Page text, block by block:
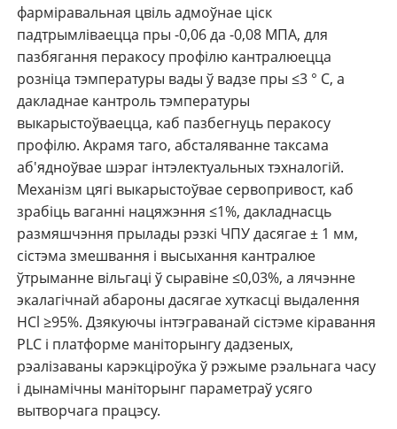
фарміравальная цвіль адмоўнае ціск
падтрымліваецца пры -0,06 да -0,08 МПА, для
пазбягання перакосу профілю кантралюецца
розніца тэмпературы вады ў вадзе пры ≤3 ° С, а
дакладнае кантроль тэмпературы
выкарыстоўваецца, каб пазбегнуць перакосу
профілю. Акрамя таго, абсталяванне таксама
аб'ядноўвае шэраг інтэлектуальных тэхналогій.
Механізм цягі выкарыстоўвае сервопривост, каб
зрабіць ваганні нацяжэння ≤1%, дакладнасць
размяшчэння прылады рэзкі ЧПУ дасягае ± 1 мм,
сістэма змешвання і высыхання кантралюе
ўтрыманне вільгаці ў сыравіне ≤0,03%, а лячэнне
экалагічнай абароны дасягае хуткасці выдалення
HCl ≥95%. Дзякуючы інтэграванай сістэме кіравання
PLC і платформе маніторынгу дадзеных,
рэалізаваны карэкціроўка ў рэжыме рэальнага часу
і дынамічны маніторынг параметраў усяго
вытворчага працэсу.